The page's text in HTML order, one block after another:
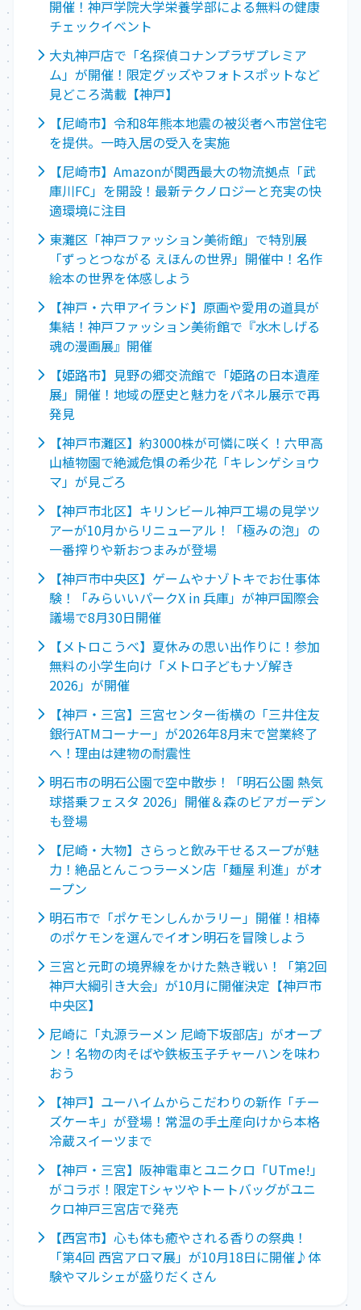
開催！神戸学院大学栄養学部による無料の健康
チェックイベント
大丸神戸店で「名探偵コナンプラザプレミア
ム」が開催！限定グッズやフォトスポットなど
見どころ満載【神戸】
【尼崎市】令和8年熊本地震の被災者へ市営住宅
を提供。一時入居の受入を実施
【尼崎市】Amazonが関西最大の物流拠点「武
庫川FC」を開設！最新テクノロジーと充実の快
適環境に注目
東灘区「神戸ファッション美術館」で特別展
「ずっとつながる えほんの世界」開催中！名作
絵本の世界を体感しよう
【神戸・六甲アイランド】原画や愛用の道具が
集結！神戸ファッション美術館で『水木しげる
魂の漫画展』開催
【姫路市】見野の郷交流館で「姫路の日本遺産
展」開催！地域の歴史と魅力をパネル展示で再
発見
【神戸市灘区】約3000株が可憐に咲く！六甲高
山植物園で絶滅危惧の希少花「キレンゲショウ
マ」が見ごろ
【神戸市北区】キリンビール神戸工場の見学ツ
アーが10月からリニューアル！「極みの泡」の
一番搾りや新おつまみが登場
【神戸市中央区】ゲームやナゾトキでお仕事体
験！「みらいいパークX in 兵庫」が神戸国際会
議場で8月30日開催
【メトロこうべ】夏休みの思い出作りに！参加
無料の小学生向け「メトロ子どもナゾ解き
2026」が開催
【神戸・三宮】三宮センター街横の「三井住友
銀行ATMコーナー」が2026年8月末で営業終了
へ！理由は建物の耐震性
明石市の明石公園で空中散歩！「明石公園 熱気
球搭乗フェスタ 2026」開催＆森のビアガーデン
も登場
【尼崎・大物】さらっと飲み干せるスープが魅
力！絶品とんこつラーメン店「麺屋 利進」がオ
ープン
明石市で「ポケモンしんかラリー」開催！相棒
のポケモンを選んでイオン明石を冒険しよう
三宮と元町の境界線をかけた熱き戦い！「第2回
神戸大綱引き大会」が10月に開催決定【神戸市
中央区】
尼崎に「丸源ラーメン 尼崎下坂部店」がオープ
ン！名物の肉そばや鉄板玉子チャーハンを味わ
おう
【神戸】ユーハイムからこだわりの新作「チー
ズケーキ」が登場！常温の手土産向けから本格
冷蔵スイーツまで
【神戸・三宮】阪神電車とユニクロ「UTme!」
がコラボ！限定Tシャツやトートバッグがユニ
クロ神戸三宮店で発売
【西宮市】心も体も癒やされる香りの祭典！
「第4回 西宮アロマ展」が10月18日に開催♪体
験やマルシェが盛りだくさん